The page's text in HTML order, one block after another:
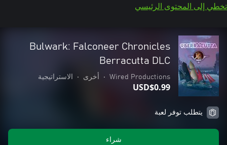
تخطي إلى المحتوى الرئيسي
Bulwark: Falconeer Chronicles
Berracutta DLC
Wired Productions
• أخرى • الاستراتيجية
USD$0.99
يتطلب توفر لعبة
شراء